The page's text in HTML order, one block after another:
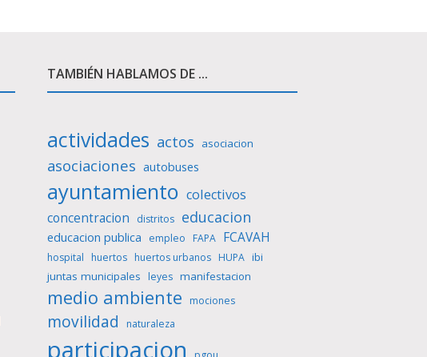
TAMBIÉN HABLAMOS DE ...
actividades actos asociacion
asociaciones autobuses
ayuntamiento colectivos
concentracion distritos educacion
educacion publica empleo FAPA FCAVAH
hospital huertos huertos urbanos HUPA ibi
juntas municipales
leyes manifestacion
medio ambiente mociones
movilidad naturaleza
participacion